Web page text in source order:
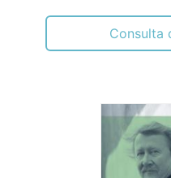
Consulta